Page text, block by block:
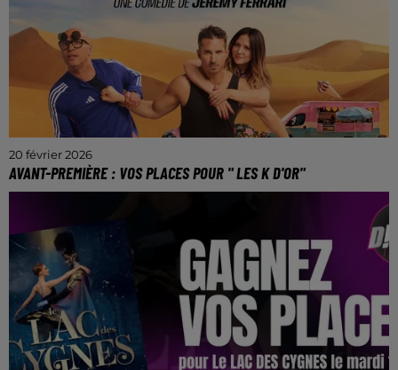
20 février 2026
AVANT-PREMIÈRE : VOS PLACES POUR " LES K D'OR"
Le jeudi 26 février au Kinepolis de Saint Julien-lès-